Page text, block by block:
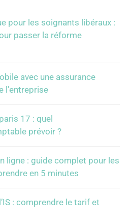
pour les soignants libéraux :
passer la réforme
avec une assurance
l’entreprise
17 : quel
prévoir ?
ligne : guide complet pour les
en 5 minutes
: comprendre le tarif et